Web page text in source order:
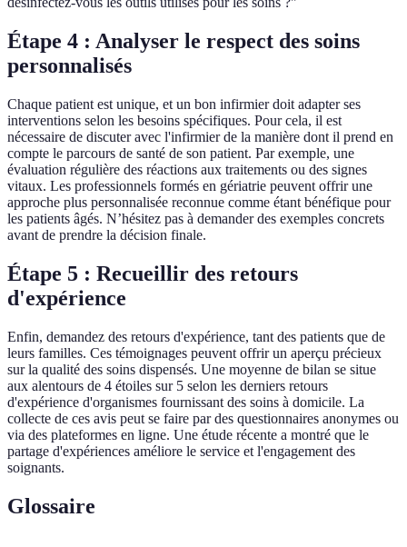
Étape 4 : Analyser le respect des soins
personnalisés
Chaque patient est unique, et un bon infirmier doit adapter ses
interventions selon les besoins spécifiques. Pour cela, il est
nécessaire de discuter avec l'infirmier de la manière dont il prend en
compte le parcours de santé de son patient. Par exemple, une
évaluation régulière des réactions aux traitements ou des signes
vitaux. Les professionnels formés en gériatrie peuvent offrir une
approche plus personnalisée reconnue comme étant bénéfique pour
les patients âgés. N’hésitez pas à demander des exemples concrets
avant de prendre la décision finale.
Étape 5 : Recueillir des retours
d'expérience
Enfin, demandez des retours d'expérience, tant des patients que de
leurs familles. Ces témoignages peuvent offrir un aperçu précieux
sur la qualité des soins dispensés. Une moyenne de bilan se situe
aux alentours de 4 étoiles sur 5 selon les derniers retours
d'expérience d'organismes fournissant des soins à domicile. La
collecte de ces avis peut se faire par des questionnaires anonymes ou
via des plateformes en ligne. Une étude récente a montré que le
partage d'expériences améliore le service et l'engagement des
soignants.
Glossaire